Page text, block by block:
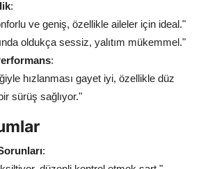
:
ve geniş, özellikle aileler için ideal."
oldukça sessiz, yalıtım mükemmel."
:
hızlanması gayet iyi, özellikle düz
sürüş sağlıyor."
: